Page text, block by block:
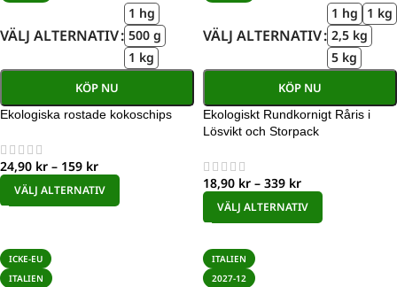
VÄLJ ALTERNATIV
1 hg
500 g
1 kg
KÖP NU
Ekologiska rostade kokoschips
24,90 kr – 159 kr
VÄLJ ALTERNATIV
VÄLJ ALTERNATIV
1 hg
1 kg
2,5 kg
5 kg
KÖP NU
Ekologiskt Rundkornigt Råris i
Lösvikt och Storpack
18,90 kr – 339 kr
VÄLJ ALTERNATIV
ICKE-EU
ITALIEN
ITALIEN
2027-12